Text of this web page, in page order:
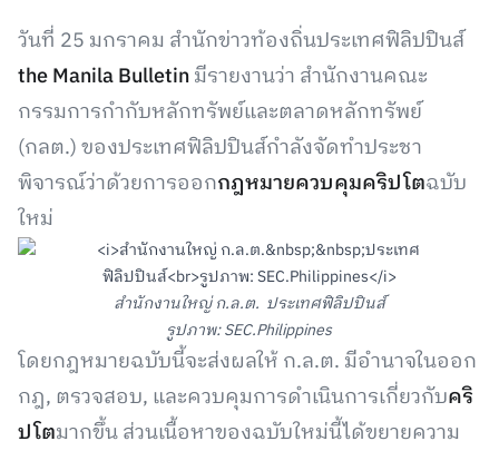
วันที่ 25 มกราคม สำนักข่าวท้องถิ่นประเทศฟิลิปปินส์
the Manila Bulletinมีรายงานว่า สำนักงานคณะ
กรรมการกำกับหลักทรัพย์และตลาดหลักทรัพย์
(กลต.) ของประเทศฟิลิปปินส์กำลังจัดทําประชา
พิจารณ์ว่าด้วยการออกกฎหมายควบคุมคริปโตฉบับ
ใหม่
สำนักงานใหญ่ ก.ล.ต. ประเทศฟิลิปปินส์
รูปภาพ: SEC.Philippines
โดยกฎหมายฉบับนี้จะส่งผลให้ ก.ล.ต. มีอำนาจในออก
กฎ, ตรวจสอบ, และควบคุมการดำเนินการเกี่ยวกับคริ
ปโตมากขึ้น ส่วนเนื้อหาของฉบับใหม่นี้ได้ขยายความ